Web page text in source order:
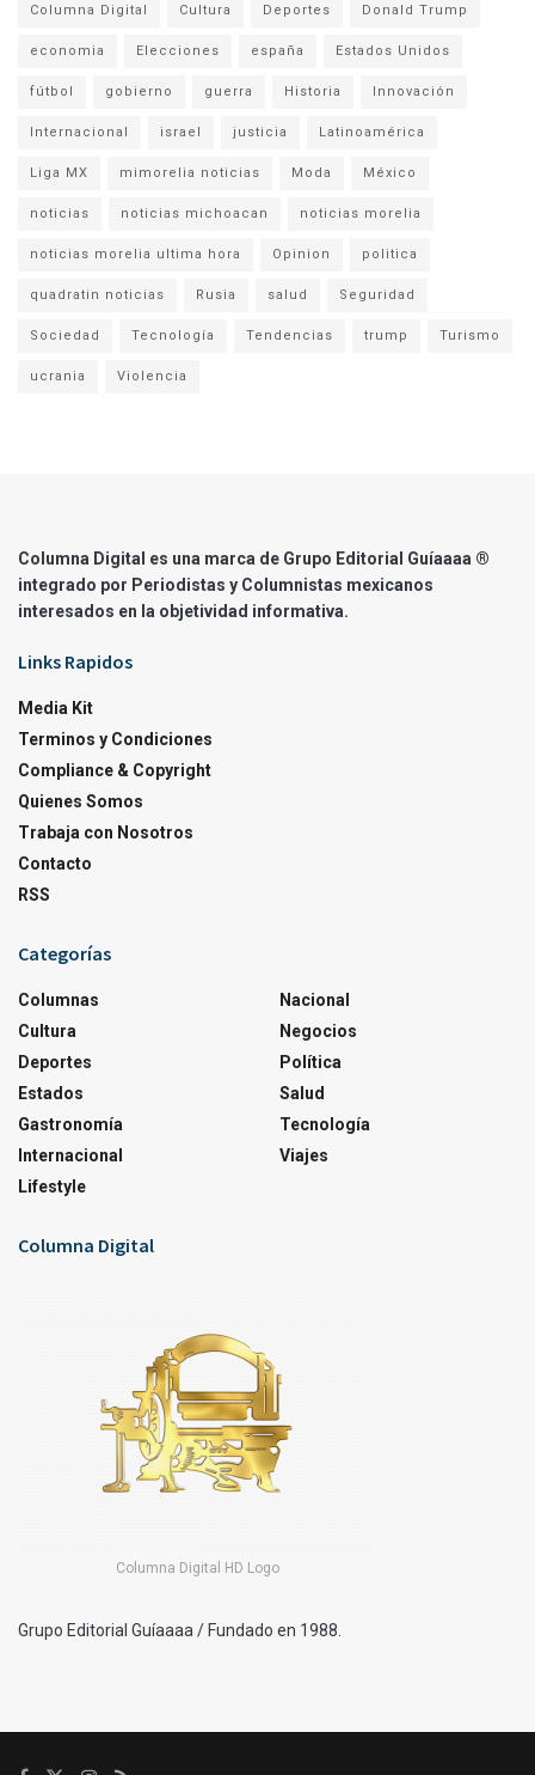
Columna Digital Cultura Deportes Donald Trump
economia Elecciones españa Estados Unidos
fútbol gobierno guerra Historia Innovación
Internacional israel justicia Latinoamérica
Liga MX mimorelia noticias Moda México
noticias noticias michoacan noticias morelia
noticias morelia ultima hora Opinion politica
quadratin noticias Rusia salud Seguridad
Sociedad Tecnología Tendencias trump Turismo
ucrania Violencia
Columna Digital es una marca de Grupo Editorial Guíaaaa ®
integrado por Periodistas y Columnistas mexicanos
interesados en la objetividad informativa.
Links Rapidos
Media Kit
Terminos y Condiciones
Compliance & Copyright
Quienes Somos
Trabaja con Nosotros
Contacto
RSS
Categorías
Columnas
Cultura
Deportes
Estados
Gastronomía
Internacional
Lifestyle
Nacional
Negocios
Política
Salud
Tecnología
Viajes
Columna Digital
Columna Digital HD Logo
Grupo Editorial Guíaaaa / Fundado en 1988.